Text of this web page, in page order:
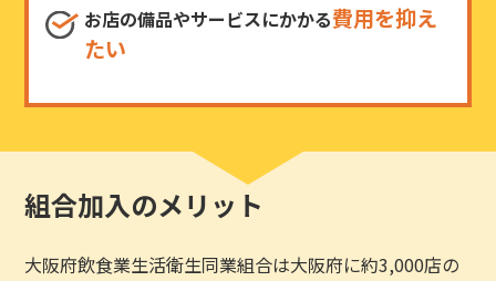
お店の備品やサービスにかかる費用を抑え
たい
組合加入のメリット
大阪府飲食業生活衛生同業組合は大阪府に約3,000店の